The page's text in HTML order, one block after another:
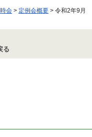
会 > 定例会概要 > 令和2年9月
る